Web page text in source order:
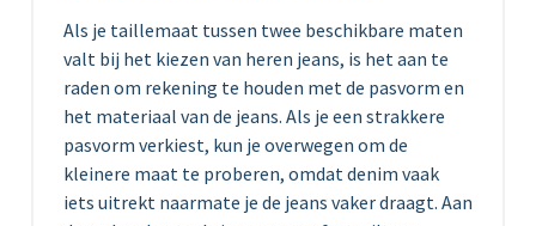
Als je taillemaat tussen twee beschikbare maten
valt bij het kiezen van heren jeans, is het aan te
raden om rekening te houden met de pasvorm en
het materiaal van de jeans. Als je een strakkere
pasvorm verkiest, kun je overwegen om de
kleinere maat te proberen, omdat denim vaak
iets uitrekt naarmate je de jeans vaker draagt. Aan